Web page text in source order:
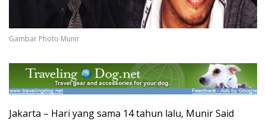
Gambar Photo Munir
Jakarta – Hari yang sama 14 tahun lalu, Munir Said